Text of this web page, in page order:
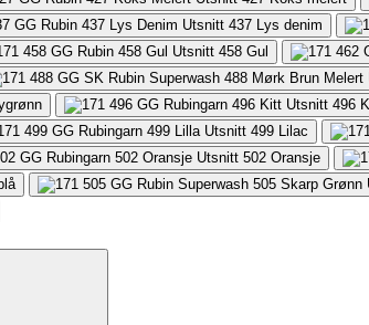
437 Lys denim
458 Gul
496
499 Lilac
502 Oransje